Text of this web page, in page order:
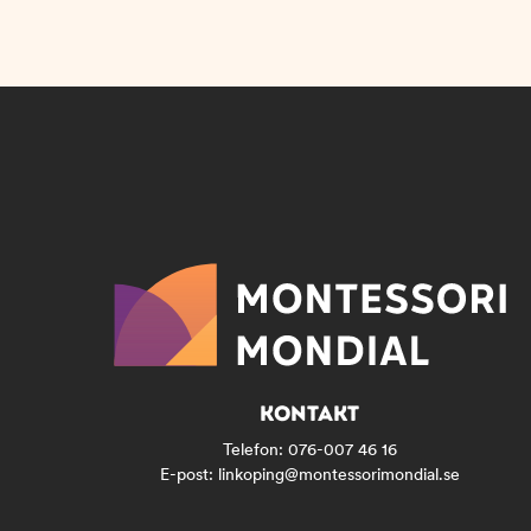
KONTAKT
Telefon: 076-007 46 16
E-post: linkoping@montessorimondial.se